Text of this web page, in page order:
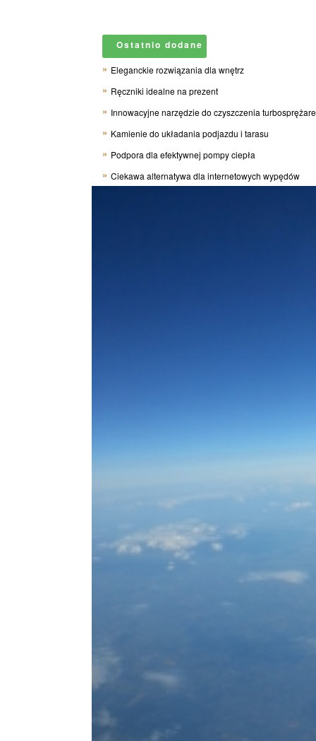
Ostatnio dodane
Eleganckie rozwiązania dla wnętrz
Ręczniki idealne na prezent
Innowacyjne narzędzie do czyszczenia
Kamienie do układania podjazdu i tarasu
Podpora dla efektywnej pompy ciepła
Ciekawa alternatywa dla internetowych wypędów